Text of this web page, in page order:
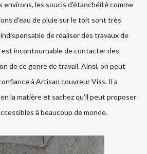
environs, les soucis d'étanchéité comme
d'eau de pluie sur le toit sont très
de réaliser des travaux de
est incontournable de contacter des
de ce genre de travail. Ainsi, on peut
à Artisan couvreur Viss. Il a
la matière et sachez qu'il peut proposer
à beaucoup de monde.